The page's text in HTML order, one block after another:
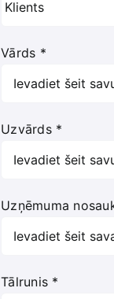
Vārds *
Uzvārds *
Uzņēmuma
Tālrunis *